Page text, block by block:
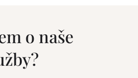
o naše